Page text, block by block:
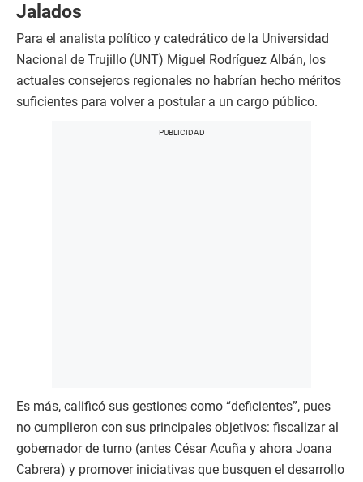
Jalados
Para el analista político y catedrático de la Universidad
Nacional de Trujillo (UNT) Miguel Rodríguez Albán, los
actuales consejeros regionales no habrían hecho méritos
suficientes para volver a postular a un cargo público.
Es más, calificó sus gestiones como “deficientes”, pues
no cumplieron con sus principales objetivos: fiscalizar al
gobernador de turno (antes César Acuña y ahora Joana
Cabrera) y promover iniciativas que busquen el desarrollo